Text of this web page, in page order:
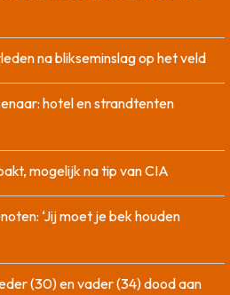
na blikseminslag op het veld
hotel en strandtenten
mogelijk na tip van CIA
‘Jij moet je bek houden
(30) en vader (34) dood aan